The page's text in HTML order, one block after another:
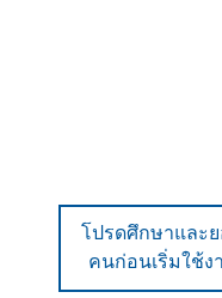
โปรดศึกษาและ
คนก่อนเริ่มใช้ง
โปรดศึกษาและ
คนก่อนเริ่มใช้ง